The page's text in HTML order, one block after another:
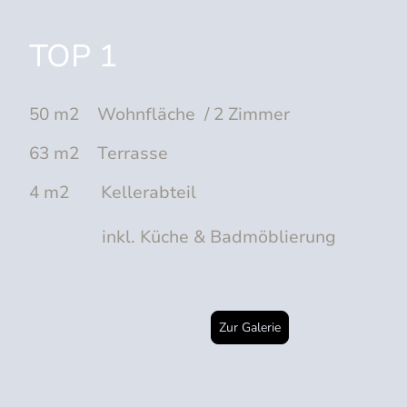
TOP 1
50 m2 Wohnfläche / 2 Zimmer
63 m2 Terrasse
4 m2 Kellerabteil
inkl. Küche & Badmöblierung
Zur Galerie